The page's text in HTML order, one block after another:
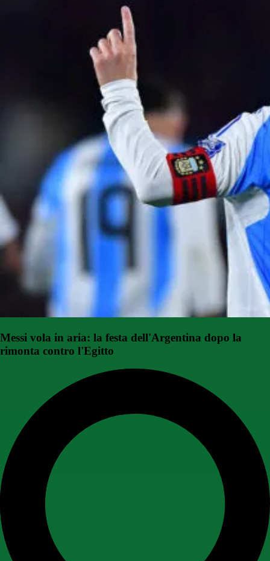
Messi vola in aria: la festa dell'Argentina dopo la
rimonta contro l'Egitto